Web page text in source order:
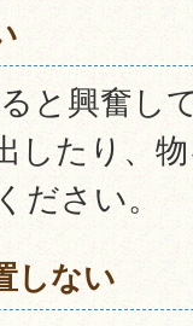
と興奮し
したり、
ださい。
しない